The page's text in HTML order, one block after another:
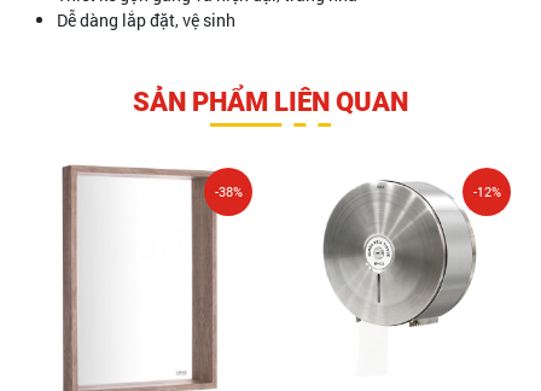
Dễ dàng lắp đặt, vệ sinh
SẢN PHẨM LIÊN QUAN
-38% -12%